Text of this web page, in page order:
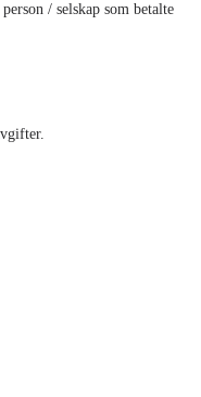
/ selskap som betalte